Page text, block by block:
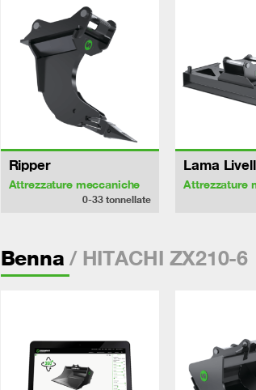
Ripper
Attrezzature meccaniche
0-33tonnellate
Lama
Attrezzature
Benna / HITACHI ZX210-6